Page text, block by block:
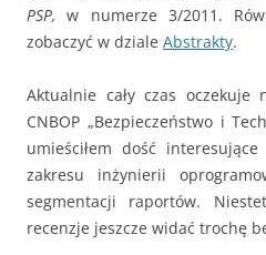
PSP,w numerze 3/2011.
zobaczyć w dziale Abstrakty.
Aktualnie cały czas oczekuje
CNBOP „Bezpieczeństwo i
umieściłem dość
zakresu inżynierii
segmentacji raportów.
recenzje jeszcze widać trochę